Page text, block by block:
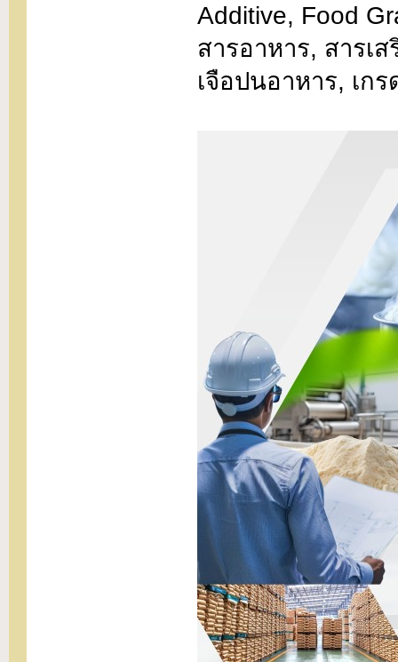
Additive, Food
สารอาหาร, สารเ
เจือปนอาหาร, เก